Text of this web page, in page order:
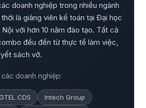
doanh nghiệp trong nhiều ngành
là giảng viên kế toán tại Đại học
với hơn 10 năm đào tạo. Tất cả
đều đến từ thực tế làm việc,
sách vở.
doanh nghiệp:
GTEL CDS
Intech Group